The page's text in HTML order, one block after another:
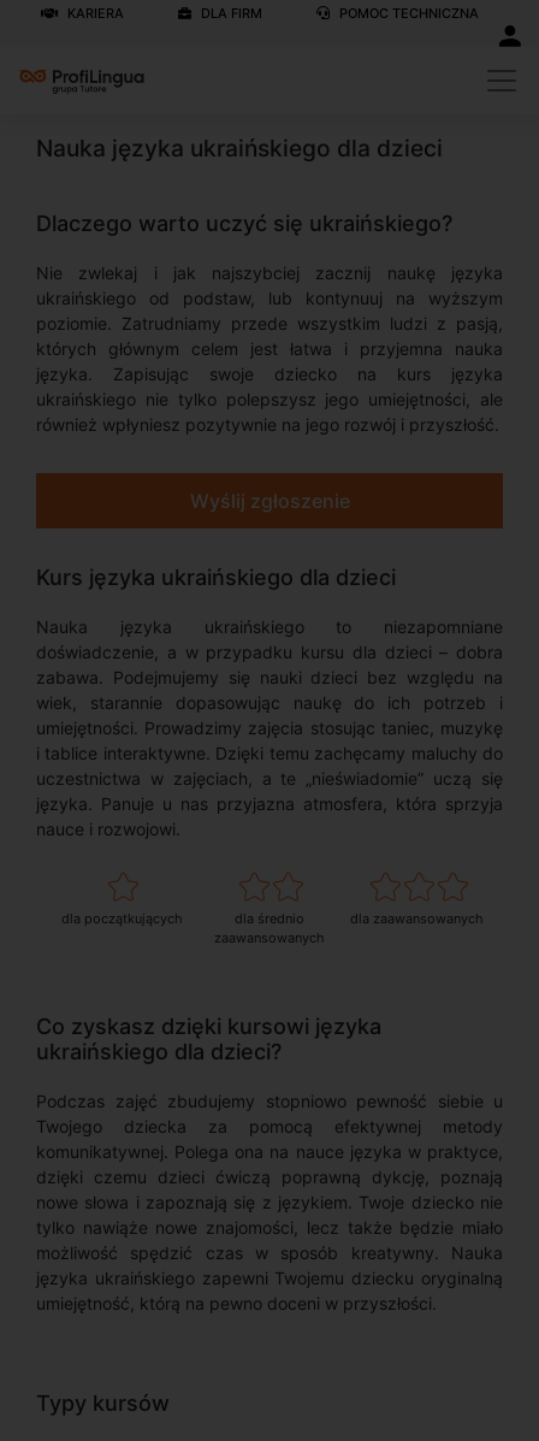
KARIERA DLA FIRM POMOC TECHNICZNA
Nauka języka ukraińskiego dla dzieci
Dlaczego warto uczyć się ukraińskiego?
Nie zwlekaj i jak najszybciej zacznij naukę języka
ukraińskiego od podstaw, lub kontynuuj na wyższym
poziomie. Zatrudniamy przede wszystkim ludzi z pasją,
których głównym celem jest łatwa i przyjemna nauka
języka. Zapisując swoje dziecko na kurs języka
ukraińskiego nie tylko polepszysz jego umiejętności, ale
również wpłyniesz pozytywnie na jego rozwój i przyszłość.
Wyślij zgłoszenie
Kurs języka ukraińskiego dla dzieci
Nauka języka ukraińskiego to niezapomniane
doświadczenie, a w przypadku kursu dla dzieci – dobra
zabawa. Podejmujemy się nauki dzieci bez względu na
wiek, starannie dopasowując naukę do ich potrzeb i
umiejętności. Prowadzimy zajęcia stosując taniec, muzykę
i tablice interaktywne. Dzięki temu zachęcamy maluchy do
uczestnictwa w zajęciach, a te „nieświadomie” uczą się
języka. Panuje u nas przyjazna atmosfera, która sprzyja
nauce i rozwojowi.
dla początkujących
dla średnio
zaawansowanych
dla zaawansowanych
Co zyskasz dzięki kursowi języka
ukraińskiego dla dzieci?
Podczas zajęć zbudujemy stopniowo pewność siebie u
Twojego dziecka za pomocą efektywnej metody
komunikatywnej. Polega ona na nauce języka w praktyce,
dzięki czemu dzieci ćwiczą poprawną dykcję, poznają
nowe słowa i zapoznają się z językiem. Twoje dziecko nie
tylko nawiąże nowe znajomości, lecz także będzie miało
możliwość spędzić czas w sposób kreatywny. Nauka
języka ukraińskiego zapewni Twojemu dziecku oryginalną
umiejętność, którą na pewno doceni w przyszłości.
Typy kursów